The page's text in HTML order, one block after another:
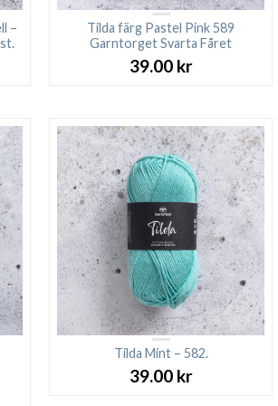
–
kr.
Tilda färg Pastel Pink 589
Garntorget Svarta Fåret
39.00 kr
Tilda Mint – 582.
39.00 kr